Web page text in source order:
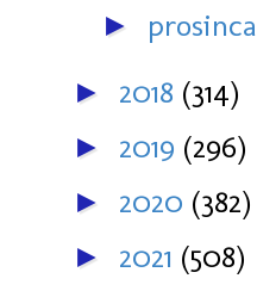
► prosinca
► 2018 (314)
► 2019 (296)
► 2020 (382)
► 2021 (508)